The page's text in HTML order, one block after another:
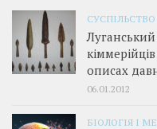
СУСПІЛЬСТВО
описах
06.01.2012
БІОЛОГІЯ І